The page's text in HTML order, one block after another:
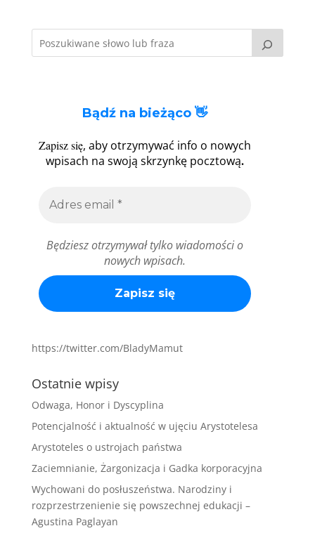
Bądź na bieżąco 👋
Zapisz się, aby otrzymywać info o nowych
wpisach na swoją skrzynkę pocztową.
Będziesz otrzymywał tylko wiadomości o
nowych wpisach.
https://twitter.com/BladyMamut
Ostatnie wpisy
Odwaga, Honor i Dyscyplina
Potencjalność i aktualność w ujęciu Arystotelesa
Arystoteles o ustrojach państwa
Zaciemnianie, Żargonizacja i Gadka korporacyjna
Wychowani do posłuszeństwa. Narodziny i
rozprzestrzenienie się powszechnej edukacji –
Agustina Paglayan